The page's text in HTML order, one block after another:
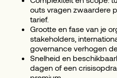
outs vragen zwaardere
tarief.
Grootte en fase van je
stakeholders,
governance verhogen
Snelheid en
dagen of een